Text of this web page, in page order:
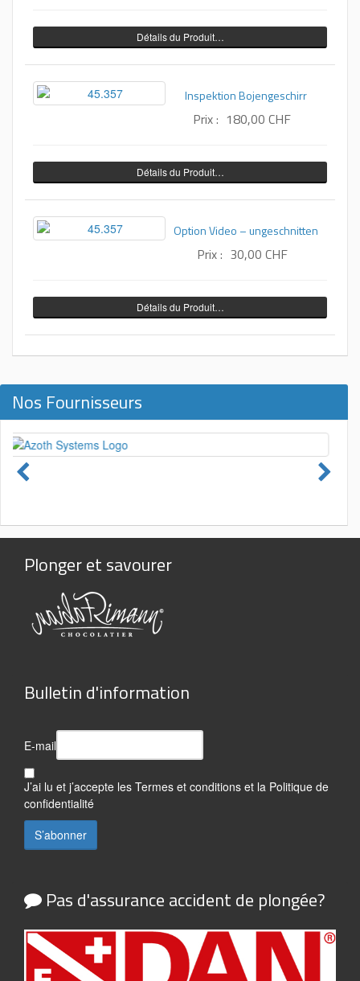
Détails du Produit…
Inspektion Bojengeschirr
Prix : 180,00 CHF
Détails du Produit…
Option Video – ungeschnitten
Prix : 30,00 CHF
Détails du Produit…
Nos Fournisseurs
Plonger et savourer
Bulletin d'information
E-mail
J’ai lu et j’accepte les Termes et conditions et la Politique de
confidentialité
Pas d'assurance accident de plongée?